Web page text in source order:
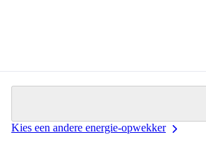
Kies een andere energie-opwekker